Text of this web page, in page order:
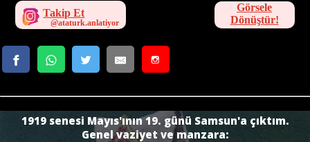
Takip Et
Görsele
Dönüştür!
1919 senesi Mayıs'ının 19. günü Samsun'a çıktım.
Genel vaziyet ve manzara: